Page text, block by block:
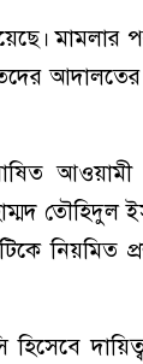
মামলার
তৌহিদুল
নিয়মিত